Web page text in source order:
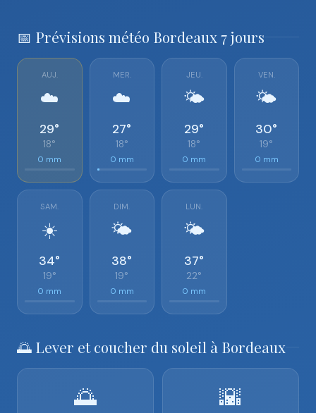
📅 Prévisions météo Bordeaux 7 jours
AUJ.
☁️
29°
18°
0 mm
MER.
☁️
27°
18°
0 mm
JEU.
🌤️
29°
18°
0 mm
VEN.
🌤️
30°
19°
0 mm
SAM.
☀️
34°
19°
0 mm
DIM.
🌤️
38°
19°
0 mm
LUN.
🌤️
37°
22°
0 mm
🌅 Lever et coucher du soleil à Bordeaux
🌅 🌇